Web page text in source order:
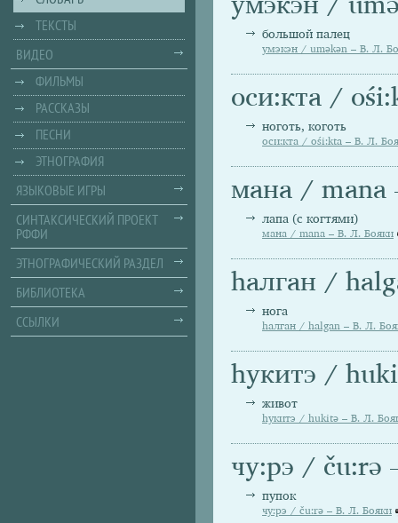
большой палец
умэкэн / umәkәn – В. Л.
оси:кта /
ноготь, коготь
оси:кта / ośi:kta – В. Л.
мана / mana
лапа (с когтями)
мана / mana – В. Л. Бояки
hалган /
нога
hалган / halgan – В. Л.
hукитэ /
живот
hукитэ / hukitә – В. Л.
чу:рэ / ču:rә
пупок
чу:рэ / ču:rә – В. Л. Бояки
ТЕКСТЫ
ВИДЕО
ФИЛЬМЫ
РАССКАЗЫ
ПЕСНИ
ЭТНОГРАФИЯ
ЯЗЫКОВЫЕ ИГРЫ
СИНТАКСИЧЕСКИЙ ПРОЕКТ
РФФИ
ЭТНОГРАФИЧЕСКИЙ РАЗДЕЛ
БИБЛИОТЕКА
ССЫЛКИ